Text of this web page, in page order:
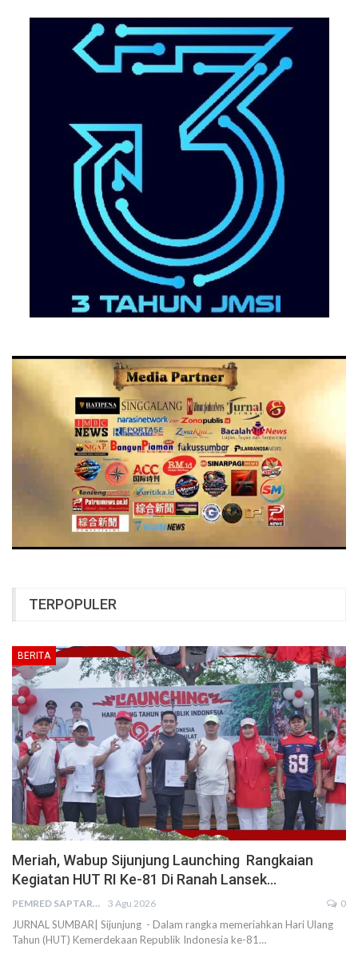
TERPOPULER
BERITA
Meriah, Wabup Sijunjung Launching Rangkaian
Kegiatan HUT RI Ke-81 Di Ranah Lansek…
PEMRED SAPTARIUS 3 Agu 2026 0
JURNAL SUMBAR| Sijunjung - Dalam rangka memeriahkan Hari Ulang
Tahun (HUT) Kemerdekaan Republik Indonesia ke-81…